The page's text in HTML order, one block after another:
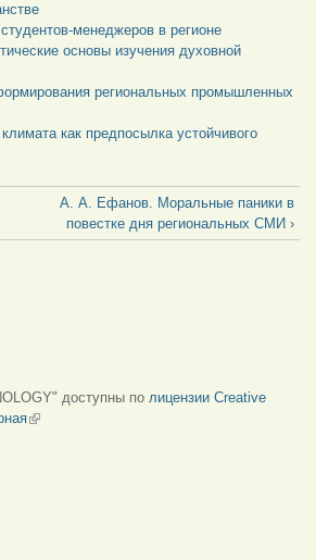
менеджеров в регионе
основы изучения духовной
региональных промышленных
как предпосылка устойчивого
А. А. Ефанов. Моральные паники в
повестке дня региональных СМИ ›
доступны по лицензии Creative
(внешняя ссылка)